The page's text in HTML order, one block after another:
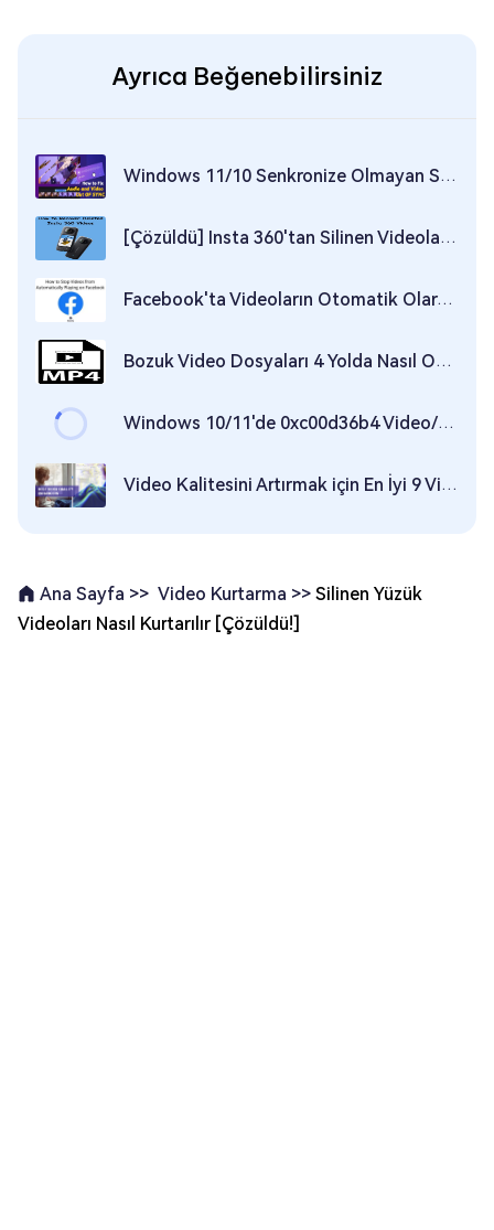
Ayrıca Beğenebilirsiniz
Windows 11/10 Senkronize Olmayan Ses ve Video Nasıl Onarılır
[Çözüldü] Insta 360'tan Silinen Videolar Nasıl Kurtarılır
Facebook'ta Videoların Otomatik Olarak Oynatılmasını Durdurmak için Hızlı Çözüm
Bozuk Video Dosyaları 4 Yolda Nasıl Onarılır?
Windows 10/11'de 0xc00d36b4 Video/Ses Hatası Nasıl Giderilir
Video Kalitesini Artırmak için En İyi 9 Video Kalitesi Artırıcı [2026]
Ana Sayfa >> Video Kurtarma >> Silinen Yüzük
Videoları Nasıl Kurtarılır [Çözüldü!]